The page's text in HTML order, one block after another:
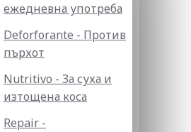
ежедневна употреба
Deforforante - Против
пърхот
Nutritivo - За суха и
изтощена коса
Repair -